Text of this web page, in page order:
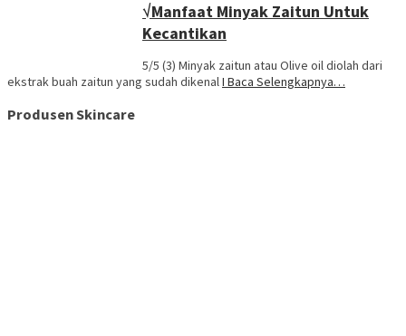
√Manfaat Minyak Zaitun Untuk
Kecantikan
5/5 (3) Minyak zaitun atau Olive oil diolah dari
ekstrak buah zaitun yang sudah dikenalI Baca Selengkapnya…
Produsen Skincare